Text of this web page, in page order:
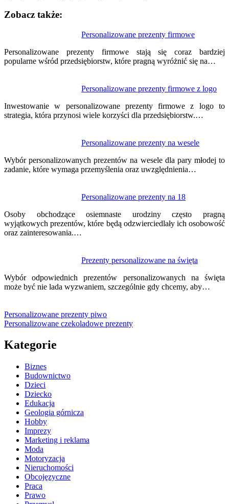
Zobacz także:
Personalizowane prezenty firmowe
Personalizowane prezenty firmowe stają się coraz bardziej
popularne wśród przedsiębiorstw, które pragną wyróżnić się na…
Personalizowane prezenty firmowe z logo
Inwestowanie w personalizowane prezenty firmowe z logo to
strategia, która przynosi wiele korzyści dla przedsiębiorstw.…
Personalizowane prezenty na wesele
Wybór personalizowanych prezentów na wesele dla pary młodej to
zadanie, które wymaga przemyślenia oraz uwzględnienia…
Personalizowane prezenty na 18
Osoby obchodzące osiemnaste urodziny często pragną
wyjątkowych prezentów, które będą odzwierciedlały ich osobowość
oraz zainteresowania.…
Prezenty personalizowane na święta
Wybór odpowiednich prezentów personalizowanych na święta
może być nie lada wyzwaniem, szczególnie gdy chcemy, aby…
wpisu
Personalizowane prezenty piwo
Personalizowane czekoladowe prezenty
Kategorie
Biznes
Budownictwo
Dzieci
Dziecko
Edukacja
Geologia górnicza
Hobby
Imprezy
Marketing i reklama
Moda
Motoryzacja
Nieruchomości
Obcojęzyczne
Praca
Prawo